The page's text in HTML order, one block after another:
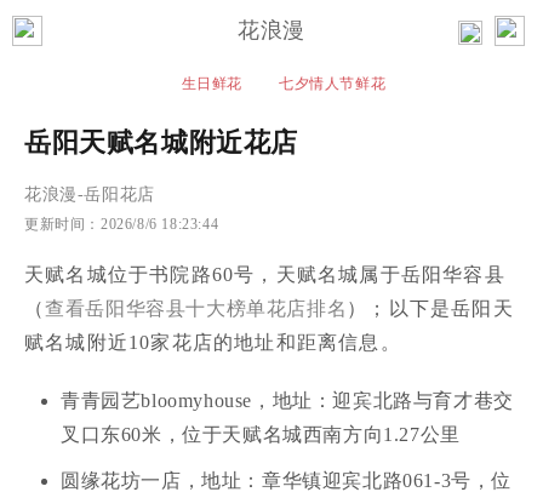
花浪漫
生日鲜花 七夕情人节鲜花
岳阳天赋名城附近花店
花浪漫-岳阳花店
更新时间： 2026/8/6 18:23:44
天赋名城位于书院路60号，天赋名城属于岳阳华容县
（查看岳阳华容县十大榜单花店排名 ）；以下是岳阳天
赋名城附近10家花店的地址和距离信息。
青青园艺bloomyhouse，地址：迎宾北路与育才巷交
叉口东60米，位于天赋名城西南方向1.27公里
圆缘花坊一店，地址：章华镇迎宾北路061-3号，位